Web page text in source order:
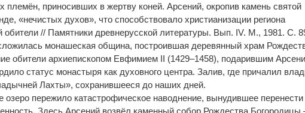
племён, приносивших в жертву коней. Арсений, окропив камень святой
«нечистых духов», что способствовало христианизации региона
обители // Памятники древнерусской литературы. Вып. IV. М., 1981. С.
монашеская община, построившая деревянный храм
обители архиепископом Евфимием II (1429–1458), подарившим
статус монастыря как духовного центра. Залив, где причалил
Лахты», сохранившееся до наших дней.
озеро пережило катастрофическое наводнение, вынудившее перенести
Здесь Арсений возвёл каменный собор Рождества Богородицы